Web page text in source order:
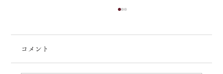
コメント